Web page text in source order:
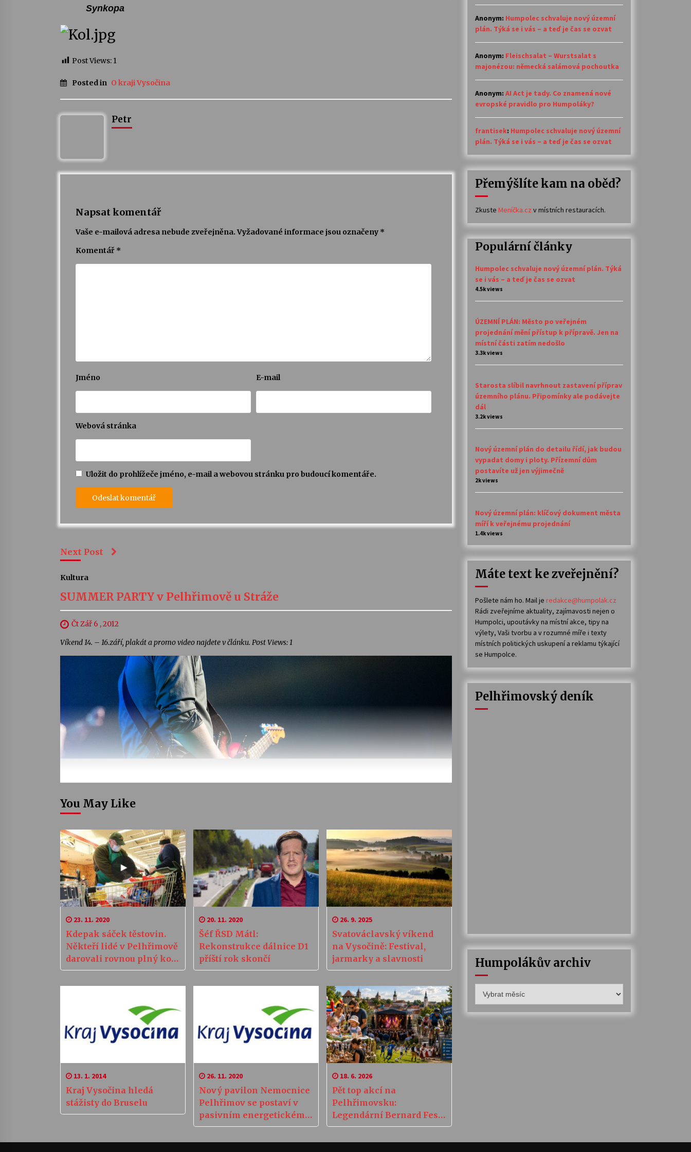
Synkopa
Post Views: 1
Posted in O kraji Vysočina
Petr
Napsat komentář
Vaše e-mailová adresa nebude zveřejněna. Vyžadované informace jsou označeny *
Komentář *
Jméno E-mail
Webová stránka
Uložit do prohlížeče jméno, e-mail a webovou stránku pro budoucí komentáře.
Next Post
Kultura
SUMMER PARTY v Pelhřimově u Stráže
Čt Zář 6 , 2012
Víkend 14. – 16.září, plakát a promo video najdete v článku. Post Views: 1
You May Like
23. 11. 2020
Kdepak sáček těstovin.
Někteří lidé v Pelhřimově
darovali rovnou plný koš
jídla
20. 11. 2020
Šéf ŘSD Mátl:
Rekonstrukce dálnice D1
příští rok skončí
26. 9. 2025
Svatováclavský víkend
na Vysočině: Festival,
jarmarky a slavnosti
13. 1. 2014
Kraj Vysočina hledá
stážisty do Bruselu
26. 11. 2020
Nový pavilon Nemocnice
Pelhřimov se postaví v
pasivním energetickém
standardu
18. 6. 2026
Pět top akcí na
Pelhřimovsku:
Legendární Bernard Fest
i slavnosti v Kamenici
Anonym: Humpolec schvaluje nový územní
plán. Týká se i vás – a teď je čas se ozvat
Anonym: Fleischsalat – Wurstsalat s
majonézou: německá salámová pochoutka
Anonym: AI Act je tady. Co znamená nové
evropské pravidlo pro Humpoláky?
frantisek: Humpolec schvaluje nový územní
plán. Týká se i vás – a teď je čas se ozvat
Přemýšlíte kam na oběd?
Zkuste Meníčka.cz v místních restauracích.
Populární články
Humpolec schvaluje nový územní plán. Týká
se i vás – a teď je čas se ozvat
4.5k views
ÚZEMNÍ PLÁN: Město po veřejném
projednání mění přístup k přípravě. Jen na
místní části zatím nedošlo
3.3k views
Starosta slíbil navrhnout zastavení příprav
územního plánu. Připomínky ale podávejte
dál
3.2k views
Nový územní plán do detailu řídí, jak budou
vypadat domy i ploty. Přízemní dům
postavíte už jen výjimečně
2k views
Nový územní plán: klíčový dokument města
míří k veřejnému projednání
1.4k views
Máte text ke zveřejnění?
Pošlete nám ho. Mail je redakce@humpolak.cz
Rádi zveřejníme aktuality, zajímavosti nejen o
Humpolci, upoutávky na místní akce, tipy na
výlety, Vaši tvorbu a v rozumné míře i texty
místních politických uskupení a reklamu týkající
se Humpolce.
Pelhřimovský deník
Humpolákův archiv
archiv